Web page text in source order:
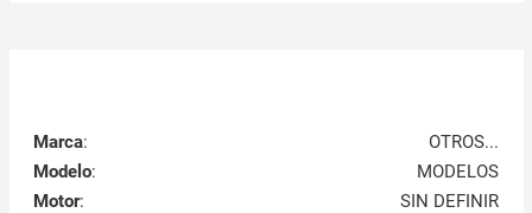
Marca:
OTROS...
Modelo:
MODELOS
Motor:
SIN DEFINIR